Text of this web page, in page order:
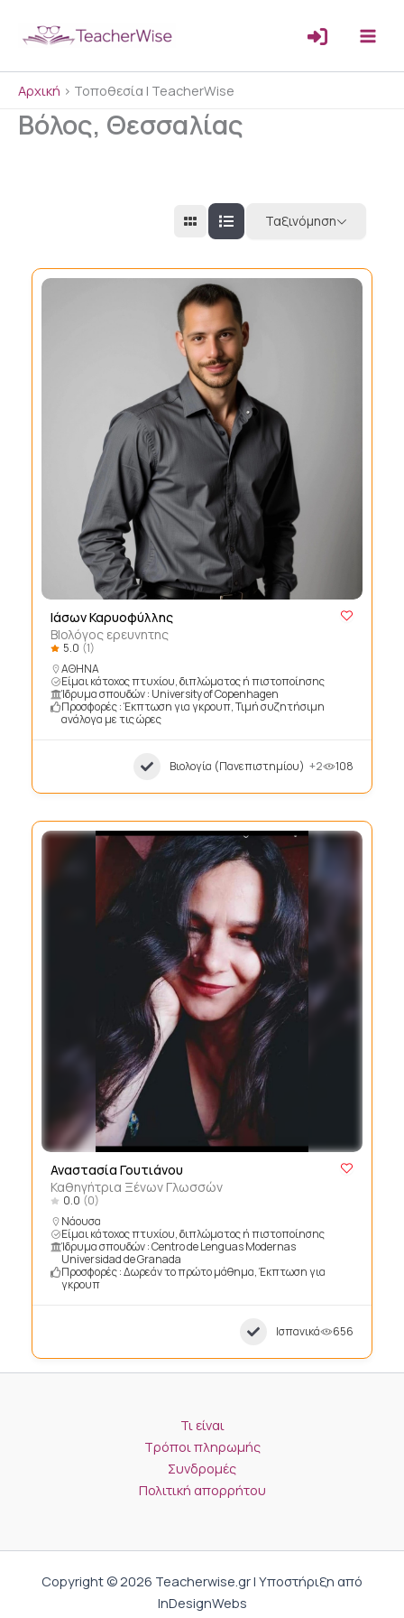
Αρχική > Τοποθεσία | TeacherWise
Βόλος, Θεσσαλίας
Ταξινόμηση
Ιάσων Καρυοφύλλης
ΒΙολόγος ερευνητης
5.0 (1)
ΑΘΗΝΑ
Είμαι κάτοχος πτυχίου, διπλώματος ή πιστοποίησης
Ίδρυμα σπουδών : University of Copenhagen
Προσφορές : Έκπτωση για γκρουπ, Τιμή συζητήσιμη
ανάλογα με τις ώρες
Βιολογία (Πανεπιστημίου) +2 108
Αναστασία Γουτιάνου
Καθηγήτρια Ξένων Γλωσσών
0.0 (0)
Νάουσα
Είμαι κάτοχος πτυχίου, διπλώματος ή πιστοποίησης
Ίδρυμα σπουδών : Centro de Lenguas Modernas
Universidad de Granada
Προσφορές : Δωρεάν το πρώτο μάθημα, Έκπτωση για
γκρουπ
Ισπανικά 656
Τι είναι
Τρόποι πληρωμής
Συνδρομές
Πολιτική απορρήτου
Copyright © 2026 Teacherwise.gr | Υποστήριξη από
InDesignWebs